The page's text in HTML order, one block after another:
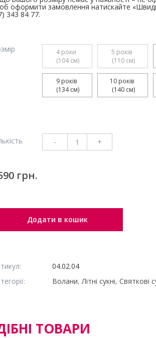
оформити замовлення натискайте
343 84 77.
4 роки
(104 см)
5 років
(110 см)
9 років
(134 см)
10 років
(140 см)
- +
грн.
Додати в кошик
04.02.04
Волани,Літні сукні, Святкові
ТОВАРИ